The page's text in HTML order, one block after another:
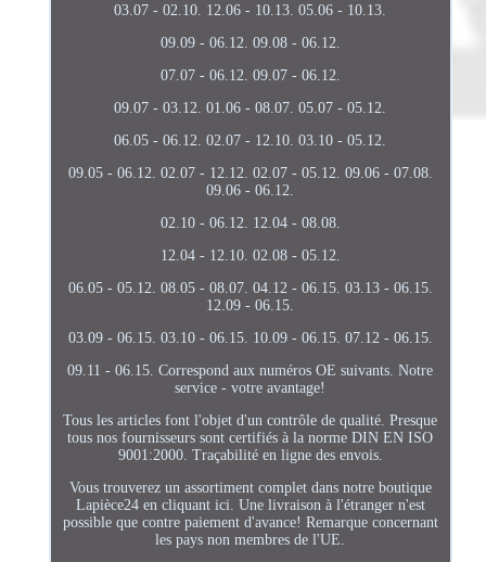
03.07 - 02.10. 12.06 - 10.13. 05.06 - 10.13.
09.09 - 06.12. 09.08 - 06.12.
07.07 - 06.12. 09.07 - 06.12.
09.07 - 03.12. 01.06 - 08.07. 05.07 - 05.12.
06.05 - 06.12. 02.07 - 12.10. 03.10 - 05.12.
09.05 - 06.12. 02.07 - 12.12. 02.07 - 05.12. 09.06 - 07.08.
09.06 - 06.12.
02.10 - 06.12. 12.04 - 08.08.
12.04 - 12.10. 02.08 - 05.12.
06.05 - 05.12. 08.05 - 08.07. 04.12 - 06.15. 03.13 - 06.15.
12.09 - 06.15.
03.09 - 06.15. 03.10 - 06.15. 10.09 - 06.15. 07.12 - 06.15.
09.11 - 06.15. Correspond aux numéros OE suivants. Notre
service - votre avantage!
Tous les articles font l'objet d'un contrôle de qualité. Presque
tous nos fournisseurs sont certifiés à la norme DIN EN ISO
9001:2000. Traçabilité en ligne des envois.
Vous trouverez un assortiment complet dans notre boutique
Lapièce24 en cliquant ici. Une livraison à l'étranger n'est
possible que contre paiement d'avance! Remarque concernant
les pays non membres de l'UE.